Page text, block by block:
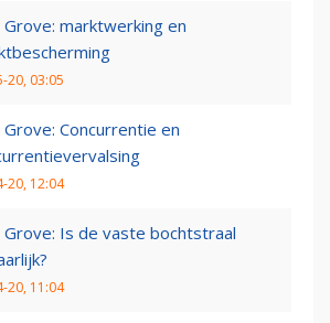
Grove: marktwerking en
20, 03:05
Grove: Concurrentie en
20, 12:04
Grove: Is de vaste bochtstraal
20, 11:04